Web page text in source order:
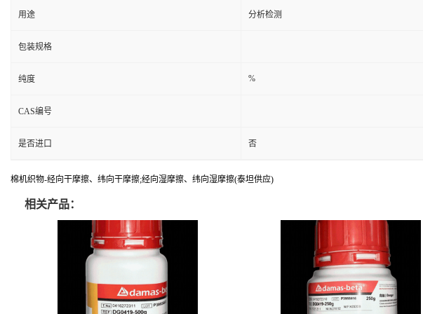
用途 分析检测
包装规格
纯度 %
CAS编号
是否进口 否
棉机织物-经向干摩擦、纬向干摩擦;经向湿摩擦、纬向湿摩擦(泰坦供应)
相关产品：